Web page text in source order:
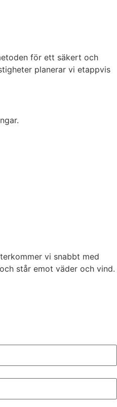
för ett säkert och
planerar vi etappvis
vi snabbt med
står emot väder och vind.